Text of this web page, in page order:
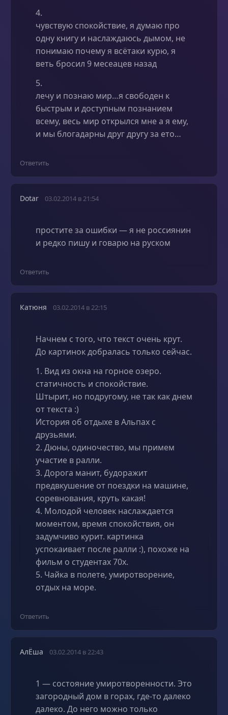
4.
чувствую спокойствие, я думаю про
одну книгу и наслаждаюсь дымом, не
понимаю почему я всётаки курю, я
веть бросил 9 месеацев назад
5.
лечу и познаю мир…я свободен к
быстрым и доступным познанием
всему, весь мир открылся мне а я ему,
и мы блогадарны друг другу за ето…
Ответить
Dotar 03.02.2014 в 21:54
простите за ошибки — я не россиянин
и редко пишу и говарю на руском
Ответить
Катюня 03.02.2014 в 22:15
Начнем с того, что текст очень крут.
До картинок добралась только сейчас.
1. Вид из окна на горное озеро.
статичность и спокойствие.
Штырит, но подругому, не так как днем
от текста :)
История об отдыхе в Альпах с
друзьями.
2. Дюны, одиночество, мы примем
участие в ралли.
3. Дорога манит, будоражит
предвкушение от поездки на машине,
соревнования, круть какая!
4. Молодой человек наслаждается
моментом, время спокойствия, он
задумчиво курит. картинка
успокаивает после ралли :), похоже на
фильм о студентах 70х.
5. Чайка в полете, умиротворение,
отдых на море.
Ответить
АлЁша 03.02.2014 в 22:43
1 — состояние умиротворенности. Это
загородный дом в горах, где-то далеко
далеко. До него можно только